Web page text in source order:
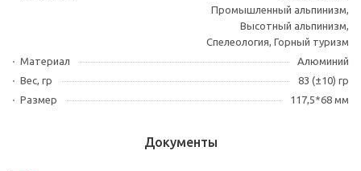
Промышленный альпинизм,
Высотный альпинизм,
Спелеология, Горный туризм
Материал
Алюминий
Вес, гр
83 (±10) гр
Размер
117,5*68 мм
Документы